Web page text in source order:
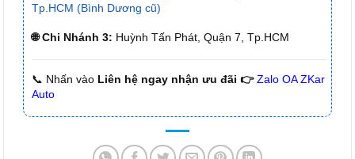
Tp.HCM (Bình Dương cũ)
🌐 Chi Nhánh 3: Huỳnh Tấn Phát, Quận 7, Tp.HCM
📞 Nhấn vào Liên hệ ngay nhận ưu đãi 👉 Zalo OA ZKar
Auto